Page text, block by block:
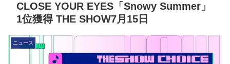
CLOSE YOUR EYES「Snowy Summer」
1位獲得 THE SHOW7月15日
ニュース